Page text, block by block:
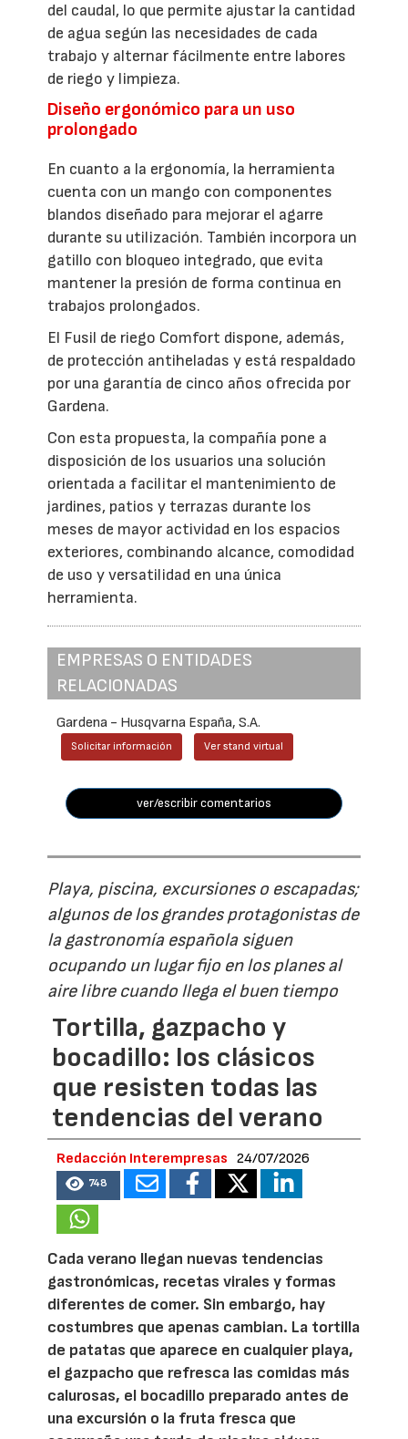
del caudal, lo que permite ajustar la cantidad
de agua según las necesidades de cada
trabajo y alternar fácilmente entre labores
de riego y limpieza.
Diseño ergonómico para un uso
prolongado
En cuanto a la ergonomía, la herramienta
cuenta con un mango con componentes
blandos diseñado para mejorar el agarre
durante su utilización. También incorpora un
gatillo con bloqueo integrado, que evita
mantener la presión de forma continua en
trabajos prolongados.
El Fusil de riego Comfort dispone, además,
de protección antiheladas y está respaldado
por una garantía de cinco años ofrecida por
Gardena.
Con esta propuesta, la compañía pone a
disposición de los usuarios una solución
orientada a facilitar el mantenimiento de
jardines, patios y terrazas durante los
meses de mayor actividad en los espacios
exteriores, combinando alcance, comodidad
de uso y versatilidad en una única
herramienta.
EMPRESAS O ENTIDADES
RELACIONADAS
Gardena - Husqvarna España, S.A.
Solicitar información Ver stand virtual
ver/escribir comentarios
Playa, piscina, excursiones o escapadas;
algunos de los grandes protagonistas de
la gastronomía española siguen
ocupando un lugar fijo en los planes al
aire libre cuando llega el buen tiempo
Tortilla, gazpacho y
bocadillo: los clásicos
que resisten todas las
tendencias del verano
Redacción Interempresas 24/07/2026
748
Cada verano llegan nuevas tendencias
gastronómicas, recetas virales y formas
diferentes de comer. Sin embargo, hay
costumbres que apenas cambian. La tortilla
de patatas que aparece en cualquier playa,
el gazpacho que refresca las comidas más
calurosas, el bocadillo preparado antes de
una excursión o la fruta fresca que